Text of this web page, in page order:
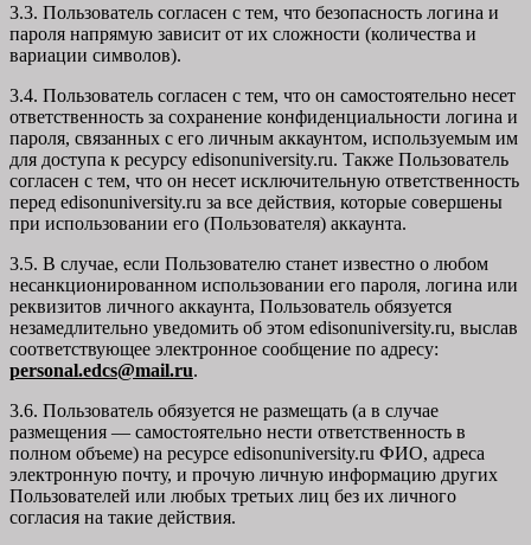
3.3. Пользователь согласен с тем, что безопасность логина и
пароля напрямую зависит от их сложности (количества и
вариации символов).
3.4. Пользователь согласен с тем, что он самостоятельно несет
ответственность за сохранение конфиденциальности логина и
пароля, связанных с его личным аккаунтом, используемым им
для доступа к ресурсу edisonuniversity.ru. Также Пользователь
согласен с тем, что он несет исключительную ответственность
перед edisonuniversity.ru за все действия, которые совершены
при использовании его (Пользователя) аккаунта.
3.5. В случае, если Пользователю станет известно о любом
несанкционированном использовании его пароля, логина или
реквизитов личного аккаунта, Пользователь обязуется
незамедлительно уведомить об этом edisonuniversity.ru, выслав
соответствующее электронное сообщение по адресу:
personal.edcs@mail.ru.
3.6. Пользователь обязуется не размещать (а в случае
размещения — самостоятельно нести ответственность в
полном объеме) на ресурсе edisonuniversity.ru ФИО, адреса
электронную почту, и прочую личную информацию других
Пользователей или любых третьих лиц без их личного
согласия на такие действия.